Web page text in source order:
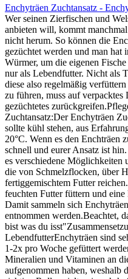
Enchyträen Zuchtansatz -
Wer seinen Zierfischen und
anbieten will, kommt
nicht herum. So können die
gezüchtet werden und man hat
Würmer, um die eigenen
nur als Lebendfutter. Nicht als
diese also regelmäßig
zu führen, muss auf verpacktes
gezüchtetes
Zuchtansatz:Der Enchyträen
sollte kühl stehen, aus
20°C. Wenn es den Enchträen
schnell und eurer Ansatz ist
es verschiedene Möglichkeiten
die von Schmelzflocken, über
fertiggemischtem Futter
feuchten Futter füttern und
Damit sammeln sich
entnommen werden.Beachtet,
bist was du
LebendfutterEnchyträen sind
1-2x pro Woche gefüttert
Mineralien und Vitaminen an
aufgenommen haben, weshalb